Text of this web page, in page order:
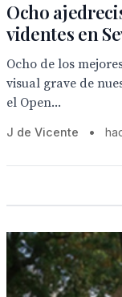
Ocho
videntes en
Ocho de los
visual grave de
el Open...
J de Vicente •